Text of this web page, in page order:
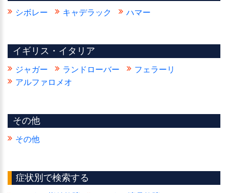
シボレー キャデラック ハマー
イギリス・イタリア
ジャガー ランドローバー
フェラーリ
アルファロメオ
その他
その他
症状別で検索する